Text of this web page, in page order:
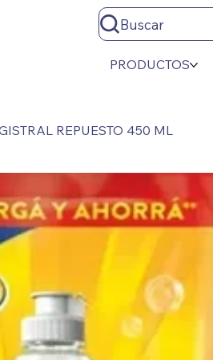
Buscar
PRODUCTOS
REPUESTO 450 ML